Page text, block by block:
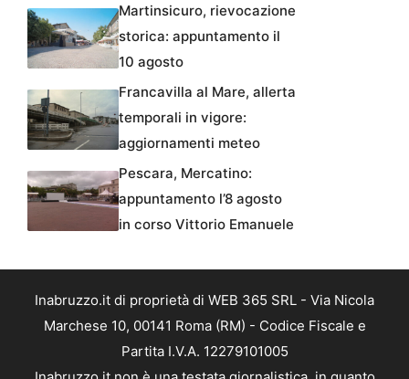
Martinsicuro, rievocazione
storica: appuntamento il
10 agosto
Francavilla al Mare, allerta
temporali in vigore:
aggiornamenti meteo
Pescara, Mercatino:
appuntamento l’8 agosto
in corso Vittorio Emanuele
Inabruzzo.it di proprietà di WEB 365 SRL - Via Nicola
Marchese 10, 00141 Roma (RM) - Codice Fiscale e
Partita I.V.A. 12279101005